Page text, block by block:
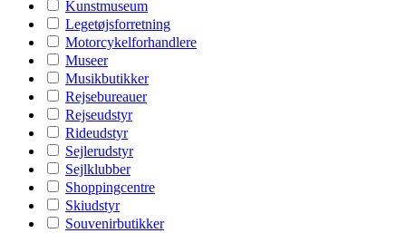
Kunstmuseum
Legetøjsforretning
Motorcykelforhandlere
Museer
Musikbutikker
Rejsebureauer
Rejseudstyr
Rideudstyr
Sejlerudstyr
Sejlklubber
Shoppingcentre
Skiudstyr
Souvenirbutikker